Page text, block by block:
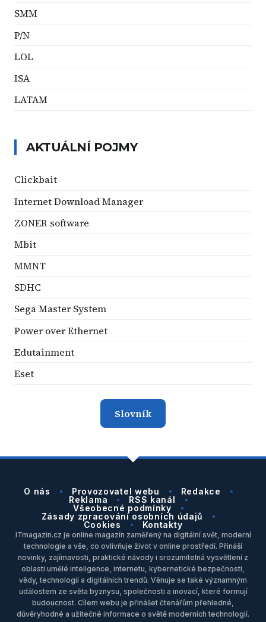
SMM
P/N
LOL
ISA
LATAM
AKTUÁLNÍ POJMY
Clickbait
Internet Download Manager
ZONER software
Mbit
MMNT
SDHC
Sega Master System
Power over Ethernet
Edutainment
Eset
Slovník
O nás Provozovatel webu
Redakce
Reklama
RSS kanál
Všeobecné podmínky
Zásady zpracování osobních údajů
Cookies
Kontakty
ITmagazin.cz je online magazín zaměřený na digitální svět, moderní
technologie a vše, co ovlivňuje život v online prostředí. Přináší
novinky, zajímavosti, praktické návody i srozumitelná vysvětlení z
oblasti umělé inteligence, internetu, kybernetické bezpečnosti,
vědy, technologií a digitálních trendů. Věnuje se také významným
událostem ze světa byznysu, společnosti a inovací, které formují
budoucnost. Cílem webu je přinášet čtenářům přehledné,
důvěryhodné a užitečné informace o světě moderních technologií.